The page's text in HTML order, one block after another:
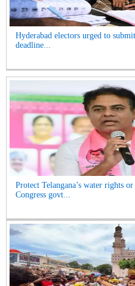
Hyderabad electors urged to
deadline...
Protect Telangana’s water rights
Congress govt...